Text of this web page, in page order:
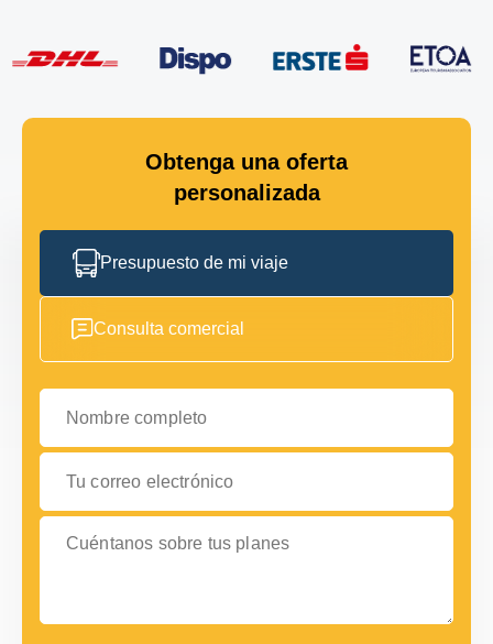
Obtenga una oferta
personalizada
Presupuesto de mi viaje
Consulta comercial
Nombre completo
Tu correo electrónico
Cuéntanos sobre tus planes